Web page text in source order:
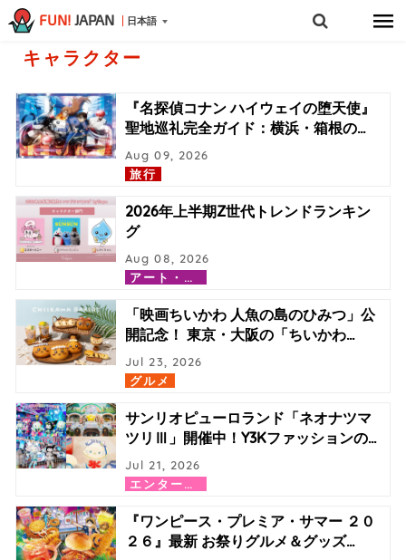
FUN! JAPAN 日本語
キャラクター
『名探偵コナン ハイウェイの堕天使』
聖地巡礼完全ガイド：横浜・箱根の…
旅行
Aug 09, 2026
2026年上半期Z世代トレンドランキン
グ
ア
ート・カルチャー
Aug 08, 2026
「映画ちいかわ 人魚の島のひみつ」公
開記念！ 東京・大阪の「ちいかわ…
グルメ
Jul 23, 2026
サンリオピューロランド「ネオナツマ
ツリⅢ」開催中！Y3Kファッションの…
エ
ンターテイメント
Jul 21, 2026
『ワンピース・プレミア・サマー ２０
２６』最新 お祭りグルメ＆グッズ…